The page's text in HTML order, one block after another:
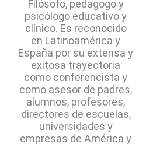
Filósofo, pedagogo y
psicólogo educativo y
clínico. Es reconocido
en Latinoamérica y
España por su extensa y
exitosa trayectoria
como conferencista y
como asesor de padres,
alumnos, profesores,
directores de escuelas,
universidades y
empresas de América y